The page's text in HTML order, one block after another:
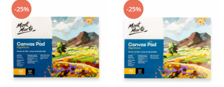
-25% -25%